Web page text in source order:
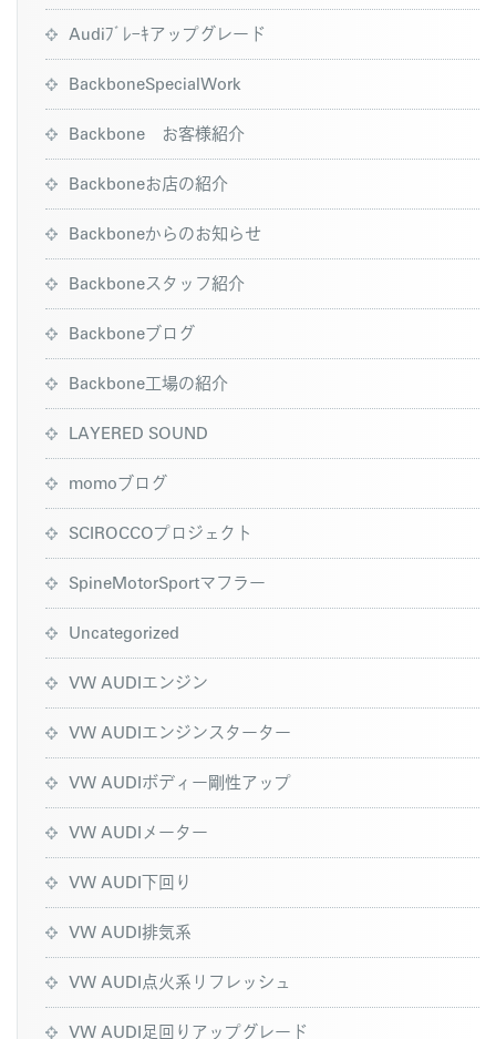
Audiﾌﾞﾚｰｷアップグレード
BackboneSpecialWork
Backbone お客様紹介
Backboneお店の紹介
Backboneからのお知らせ
Backboneスタッフ紹介
Backboneブログ
Backbone工場の紹介
LAYERED SOUND
momoブログ
SCIROCCOプロジェクト
SpineMotorSportマフラー
Uncategorized
VW AUDIエンジン
VW AUDIエンジンスターター
VW AUDIボディー剛性アップ
VW AUDIメーター
VW AUDI下回り
VW AUDI排気系
VW AUDI点火系リフレッシュ
VW AUDI足回りアップグレード